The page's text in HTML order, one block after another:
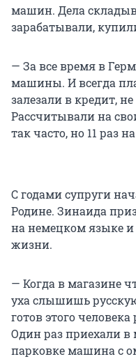
машин. Дела
зарабатывали,
— За все время в
машины. И всегда
залезали в кредит,
Рассчитывали на
так часто, но 11 раз
С годами супруги
Родине. Зинаида
на немецком языке и
жизни.
— Когда в магазине
уха слышишь
готов этого
Один раз приехали
парковке машина с